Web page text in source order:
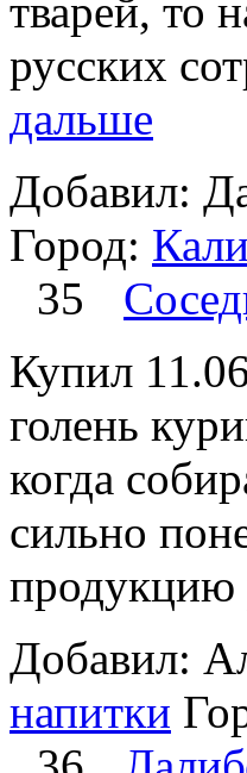
тварей, то
русских
дальше
Добавил:
Город:
35
Купил
голень
когда
сильно
продукцию
Добавил:
напитки